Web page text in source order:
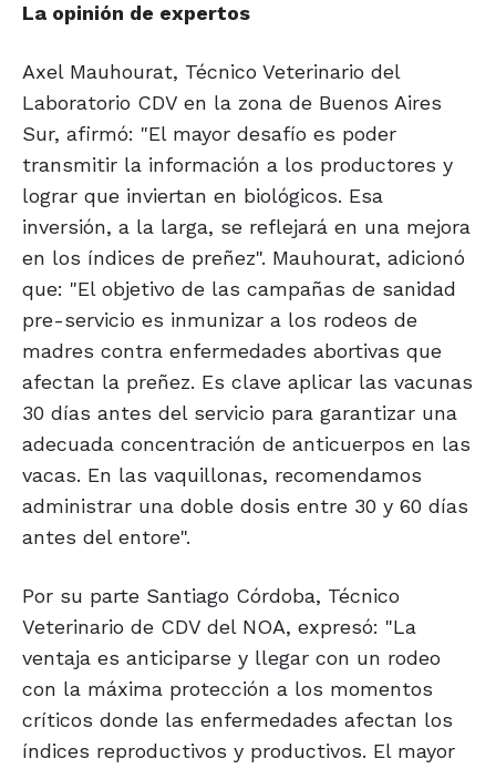
La opinión de expertos
Axel Mauhourat, Técnico Veterinario del
Laboratorio CDV en la zona de Buenos Aires
Sur, afirmó: "El mayor desafío es poder
transmitir la información a los productores y
lograr que inviertan en biológicos. Esa
inversión, a la larga, se reflejará en una mejora
en los índices de preñez". Mauhourat, adicionó
que: "El objetivo de las campañas de sanidad
pre-servicio es inmunizar a los rodeos de
madres contra enfermedades abortivas que
afectan la preñez. Es clave aplicar las vacunas
30 días antes del servicio para garantizar una
adecuada concentración de anticuerpos en las
vacas. En las vaquillonas, recomendamos
administrar una doble dosis entre 30 y 60 días
antes del entore".
Por su parte Santiago Córdoba, Técnico
Veterinario de CDV del NOA, expresó: "La
ventaja es anticiparse y llegar con un rodeo
con la máxima protección a los momentos
críticos donde las enfermedades afectan los
índices reproductivos y productivos. El mayor